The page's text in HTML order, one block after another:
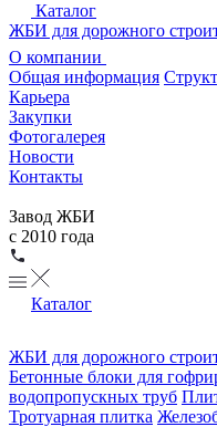
Каталог
ЖБИ для дорожного
О компании
Общая информация
Карьера
Закупки
Фотогалерея
Новости
Контакты
Завод ЖБИ
с 2010 года
Каталог
ЖБИ для дорожного
Бетонные блоки для
водопропускных труб
Тротуарная плитка